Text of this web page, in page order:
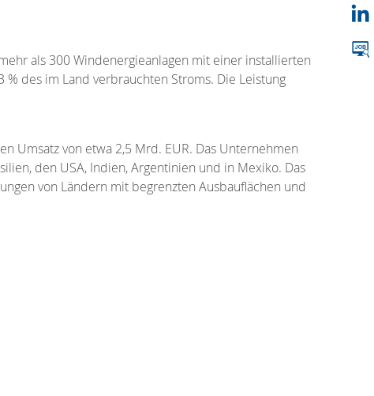
als 300 Windenergieanlagen mit einer installierten
des im Land verbrauchten Stroms. Die Leistung
Umsatz von etwa 2,5 Mrd. EUR. Das Unternehmen
den USA, Indien, Argentinien und in Mexiko. Das
von Ländern mit begrenzten Ausbauflächen und